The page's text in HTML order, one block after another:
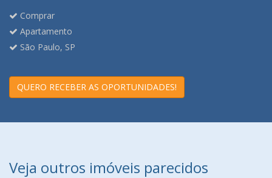
Comprar
Apartamento
São Paulo, SP
QUERO RECEBER AS OPORTUNIDADES!
Veja outros imóveis parecidos